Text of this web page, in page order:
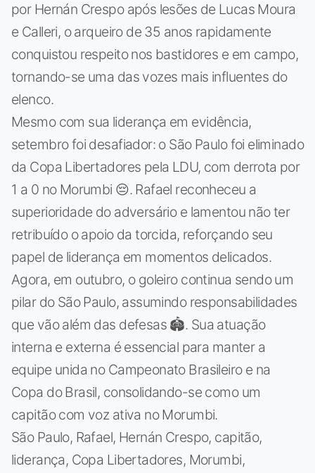
por Hernán Crespo após lesões de Lucas Moura
e Calleri, o arqueiro de 35 anos rapidamente
conquistou respeito nos bastidores e em campo,
tornando-se uma das vozes mais influentes do
elenco.
Mesmo com sua liderança em evidência,
setembro foi desafiador: o São Paulo foi eliminado
da Copa Libertadores pela LDU, com derrota por
1 a 0 no Morumbi 😔. Rafael reconheceu a
superioridade do adversário e lamentou não ter
retribuído o apoio da torcida, reforçando seu
papel de liderança em momentos delicados.
Agora, em outubro, o goleiro continua sendo um
pilar do São Paulo, assumindo responsabilidades
que vão além das defesas 🏟️. Sua atuação
interna e externa é essencial para manter a
equipe unida no Campeonato Brasileiro e na
Copa do Brasil, consolidando-se como um
capitão com voz ativa no Morumbi.
São Paulo, Rafael, Hernán Crespo, capitão,
liderança, Copa Libertadores, Morumbi,